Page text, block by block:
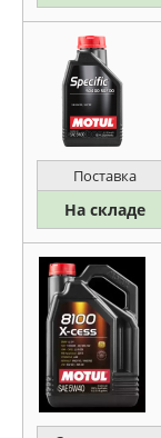
Поставка
На складе